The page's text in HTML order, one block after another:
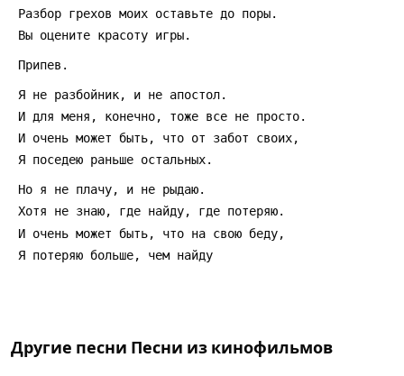
Разбор грехов моих оставьте до поры.
Вы оцените красоту игры.
Припев.
Я не разбойник, и не апостол.
И для меня, конечно, тоже все не просто.
И очень может быть, что от забот своих,
Я поседею раньше остальных.
Hо я не плачу, и не рыдаю.
Хотя не знаю, где найду, где потеряю.
И очень может быть, что на свою беду,
Я потеряю больше, чем найду
Другие песни Песни из кинофильмов